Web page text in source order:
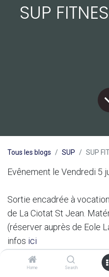
Home Search
SUP
Tous les blogs SUP SUP
Evênement le Vendredi 5
Sortie encadrée à
de La Ciotat St Jean.
(réserver auprès de Eole
infos ici
Départ à 18h du Neptune,
SUP